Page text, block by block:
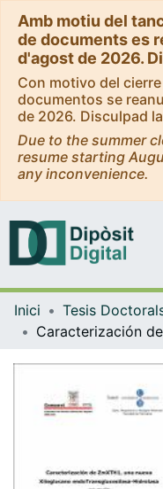
Amb motiu del
de documents es
d'agost de 2026.
Con motivo del
documentos se
de 2026. Disculpad
Due to the summer
resume starting
any inconvenience.
Inici Tesis